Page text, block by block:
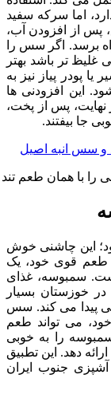
اما سرکه سفید
پس از افزودن آب،
برسد. اگر سس را
غلیظ تر باشد بهتر
پودر پیاز نیز به
این افزودنی ها
نهایت، پس از پخت،
جا بیفتند.
را با همان
این چاشنی خوش
طعم قوی خود، یک
سمبوسه، غذای
خوزستان بسیار
پیدا می کند. سس
می تواند طعم
را به خوبی
دهد. این تطبیق
جنوب ایران